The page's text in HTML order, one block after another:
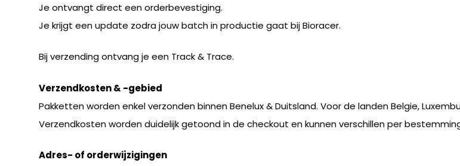
Je ontvangt direct een orderbevestiging.
Je krijgt een update zodra jouw batch in productie gaat bij Bioracer.
Bij verzending ontvang je een Track & Trace.
Verzendkosten & -gebied
Pakketten worden enkel verzonden binnen Benelux & Duitsland. Voor de landen Belgie,
Verzendkosten worden duidelijk getoond in de checkout en kunnen verschillen per
Adres- of orderwijzigingen